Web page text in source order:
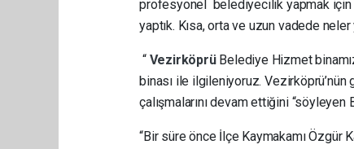
profesyonel belediyecilik yapmak için
yaptık. Kısa, orta ve uzun vadede
“ Vezirköprü Belediye Hizmet
binası ile ilgileniyoruz.
çalışmalarını devam ettiğini “söyleyen
“Bir süre önce İlçe Kaymakamı Özgür